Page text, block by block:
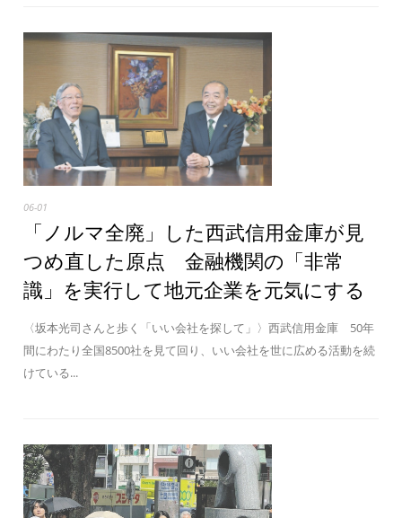
06-01
「ノルマ全廃」した西武信用金庫が見
つめ直した原点 金融機関の「非常
識」を実行して地元企業を元気にする
〈坂本光司さんと歩く「いい会社を探して」〉西武信用金庫 50年
間にわたり全国8500社を見て回り、いい会社を世に広める活動を続
けている...